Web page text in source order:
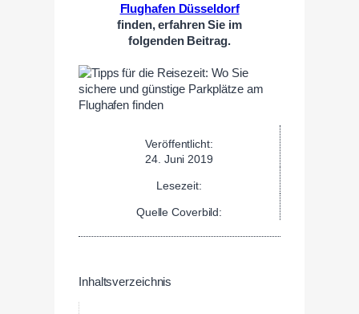
Flughafen Düsseldorf
finden, erfahren Sie im
folgenden Beitrag.
Veröffentlicht:
24. Juni 2019
Lesezeit:
Quelle Coverbild:
Inhaltsverzeichnis